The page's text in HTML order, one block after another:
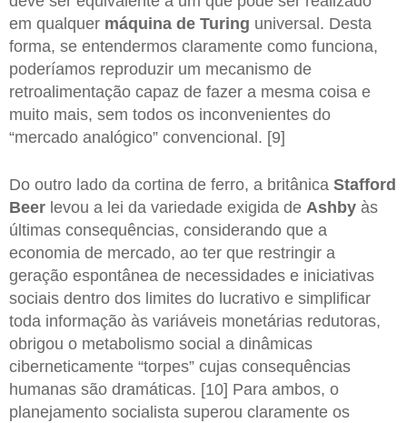
em qualquer máquina de Turing universal. Desta
forma, se entendermos claramente como funciona,
poderíamos reproduzir um mecanismo de
retroalimentação capaz de fazer a mesma coisa e
muito mais, sem todos os inconvenientes do
“mercado analógico” convencional. [9]
Do outro lado da cortina de ferro, a britânica Stafford
Beer levou a lei da variedade exigida de Ashby às
últimas consequências, considerando que a
economia de mercado, ao ter que restringir a
geração espontânea de necessidades e iniciativas
sociais dentro dos limites do lucrativo e simplificar
toda informação às variáveis monetárias redutoras,
obrigou o metabolismo social a dinâmicas
ciberneticamente “torpes” cujas consequências
humanas são dramáticas. [10] Para ambos, o
planejamento socialista superou claramente os